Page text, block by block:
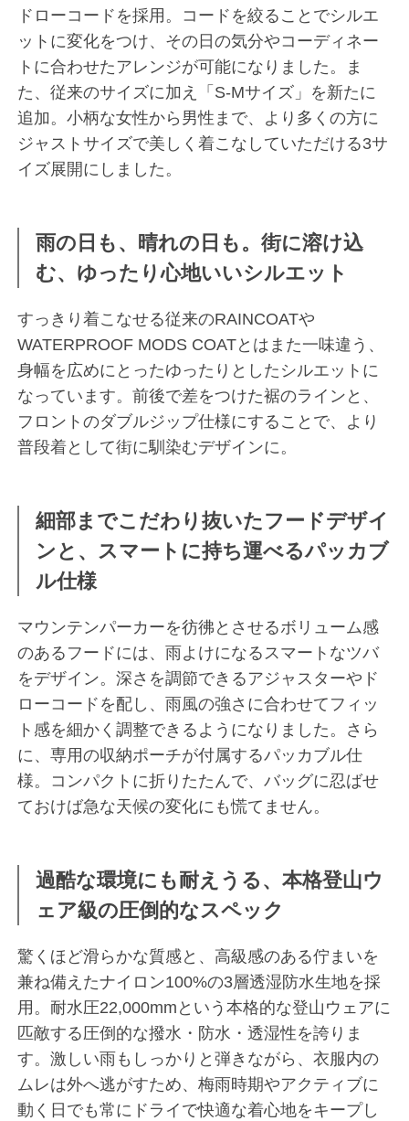
ドローコードを採用。コードを絞ることでシルエ
ットに変化をつけ、その日の気分やコーディネー
トに合わせたアレンジが可能になりました。ま
た、従来のサイズに加え「S-Mサイズ」を新たに
追加。小柄な女性から男性まで、より多くの方に
ジャストサイズで美しく着こなしていただける3サ
イズ展開にしました。
雨の日も、晴れの日も。街に溶け込
む、ゆったり心地いいシルエット
すっきり着こなせる従来のRAINCOATや
WATERPROOF MODS COATとはまた一味違う、
身幅を広めにとったゆったりとしたシルエットに
なっています。前後で差をつけた裾のラインと、
フロントのダブルジップ仕様にすることで、より
普段着として街に馴染むデザインに。
細部までこだわり抜いたフードデザイ
ンと、スマートに持ち運べるパッカブ
ル仕様
マウンテンパーカーを彷彿とさせるボリューム感
のあるフードには、雨よけになるスマートなツバ
をデザイン。深さを調節できるアジャスターやド
ローコードを配し、雨風の強さに合わせてフィッ
ト感を細かく調整できるようになりました。さら
に、専用の収納ポーチが付属するパッカブル仕
様。コンパクトに折りたたんで、バッグに忍ばせ
ておけば急な天候の変化にも慌てません。
過酷な環境にも耐えうる、本格登山ウ
ェア級の圧倒的なスペック
驚くほど滑らかな質感と、高級感のある佇まいを
兼ね備えたナイロン100%の3層透湿防水生地を採
用。耐水圧22,000mmという本格的な登山ウェアに
匹敵する圧倒的な撥水・防水・透湿性を誇りま
す。激しい雨もしっかりと弾きながら、衣服内の
ムレは外へ逃がすため、梅雨時期やアクティブに
動く日でも常にドライで快適な着心地をキープし